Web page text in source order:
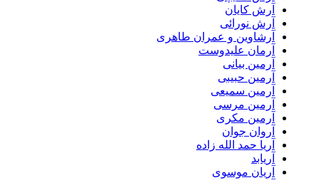
آرش کایان
آرش نورائی
آرشاوین و عمران طاهری
آرمان علیدوست
آرمین بیانی
آرمین حبیبی
آرمین سمیعی
آرمین مرسی
آرمین مکری
آروان جوان
آریا حمد الله زاده
آریابد
آریان موسوی